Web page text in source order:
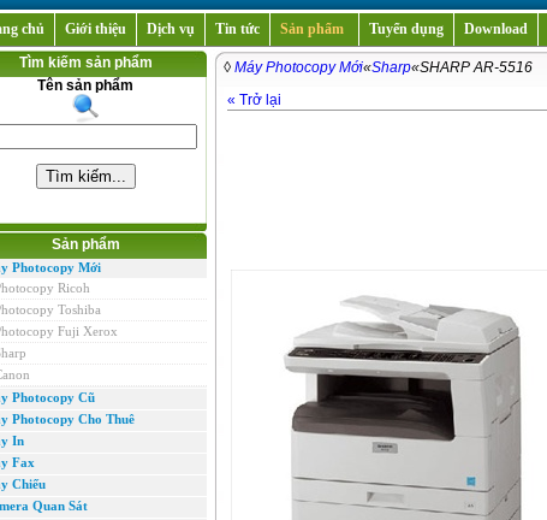
chủ Giới thiệu Dịch vụ Tin tức Sản phẩm Tuyển dụng Download
Tìm kiếm sản phẩm
Tên sản phẩm
Sản phẩm
Photocopy Mới
Ricoh
Toshiba
Fuji Xerox
Photocopy Cũ
Photocopy Cho Thuê
In
Fax
Chiếu
Quan Sát
◊ Máy Photocopy Mới«Sharp«SHARP AR-5516
« Trở lại